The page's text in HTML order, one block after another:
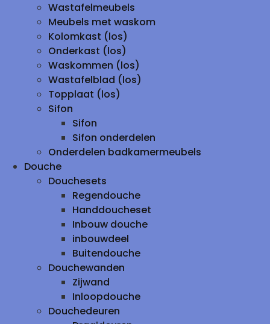
Wastafelmeubels
Meubels met waskom
Kolomkast (los)
Onderkast (los)
Waskommen (los)
Wastafelblad (los)
Topplaat (los)
Sifon
Sifon
Sifon onderdelen
Onderdelen badkamermeubels
Douche
Douchesets
Regendouche
Handdoucheset
Inbouw douche
inbouwdeel
Buitendouche
Douchewanden
Zijwand
Inloopdouche
Douchedeuren